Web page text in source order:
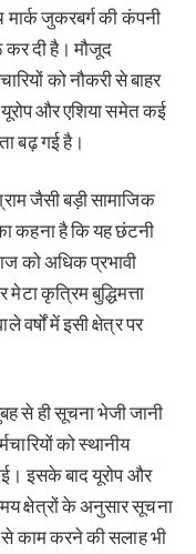
जुकरबर्ग की कंपनी
कर दी है। मौजूद
को नौकरी से बाहर
और एशिया समेत कई
बढ़ गई है।
जैसी बड़ी सामाजिक
कहना है कि यह छंटनी
को अधिक प्रभावी
कृत्रिम बुद्धिमत्ता
में इसी क्षेत्र पर
से ही सूचना भेजी जानी
को स्थानीय
इसके बाद यूरोप और
क्षेत्रों के अनुसार सूचना
काम करने की सलाह भी